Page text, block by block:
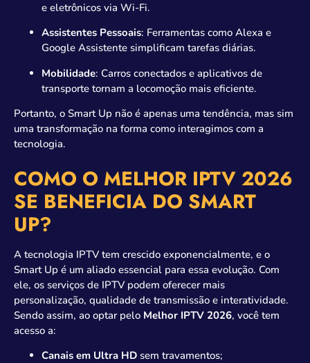
e eletrônicos via Wi-Fi.
Assistentes Pessoais: Ferramentas como Alexa e
Google Assistente simplificam tarefas diárias.
Mobilidade: Carros conectados e aplicativos de
transporte tornam a locomoção mais eficiente.
Portanto, o Smart Up não é apenas uma tendência, mas sim
uma transformação na forma como interagimos com a
tecnologia.
COMO O MELHOR IPTV 2026
SE BENEFICIA DO SMART
UP?
A tecnologia IPTV tem crescido exponencialmente, e o
Smart Up é um aliado essencial para essa evolução. Com
ele, os serviços de IPTV podem oferecer mais
personalização, qualidade de transmissão e interatividade.
Sendo assim, ao optar pelo Melhor IPTV 2026, você tem
acesso a:
Canais em Ultra HD sem travamentos;